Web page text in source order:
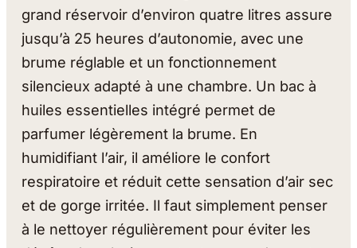
grand réservoir d’environ quatre litres assure
jusqu’à 25 heures d’autonomie, avec une
brume réglable et un fonctionnement
silencieux adapté à une chambre. Un bac à
huiles essentielles intégré permet de
parfumer légèrement la brume. En
humidifiant l’air, il améliore le confort
respiratoire et réduit cette sensation d’air sec
et de gorge irritée. Il faut simplement penser
à le nettoyer régulièrement pour éviter les